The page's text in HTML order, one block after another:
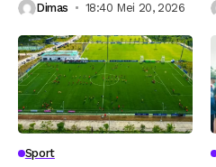
Dimas 18:40 Mei 20, 2026
Sport